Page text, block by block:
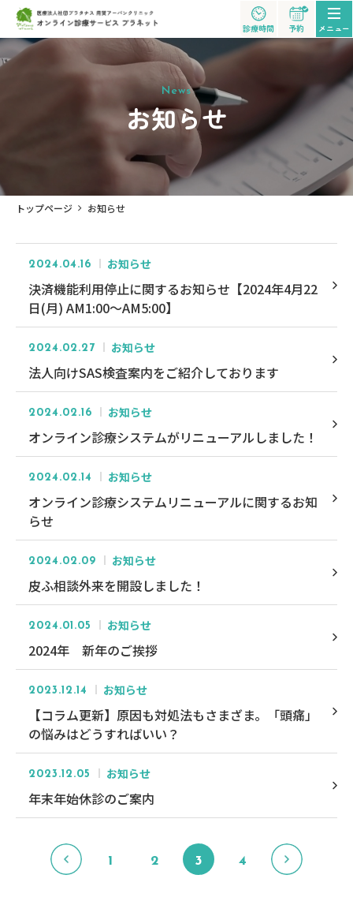
診療時間 予約
お知らせ
トップページ お知らせ
2024.04.16 お知らせ
決済機能利用停止に関するお知らせ【2024年4月22
日(月) AM1:00～AM5:00】
2024.02.27 お知らせ
法人向けSAS検査案内をご紹介しております
2024.02.16 お知らせ
オンライン診療システムがリニューアルしました！
2024.02.14 お知らせ
オンライン診療システムリニューアルに関するお知
らせ
2024.02.09 お知らせ
皮ふ相談外来を開設しました！
2024.01.05 お知らせ
2024年 新年のご挨拶
2023.12.14 お知らせ
【コラム更新】原因も対処法もさまざま。「頭痛」
の悩みはどうすればいい？
2023.12.05 お知らせ
年末年始休診のご案内
1 2 3 4